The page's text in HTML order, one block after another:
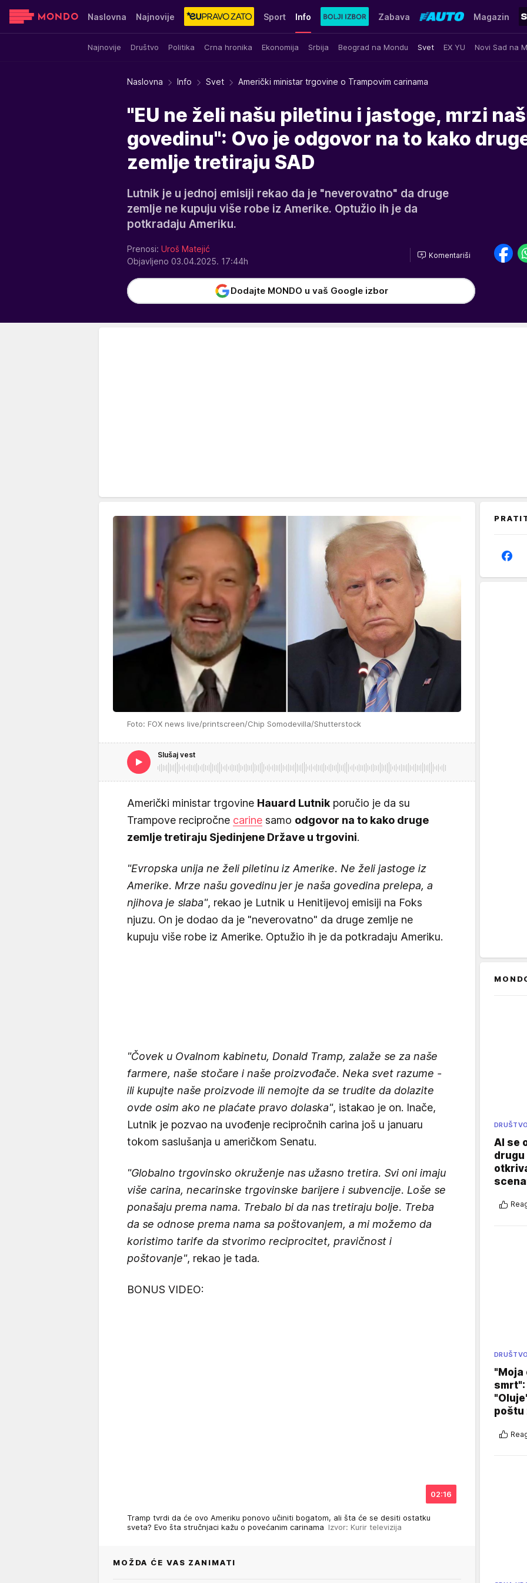
Naslovna Najnovije Sport Info
Najnovije Društvo Politika Crna hronika Ekonomija Srbija Beograd na Mondu Svet EX YU Novi Sad na
Zabava Magazin
Sensa Stvar ukusa Yumama
Naslovna Info Svet Američki ministar trgovine o Trampovim carinama
"EU ne želi našu piletinu i jastoge, mrzi
govedinu": Ovo je odgovor na to kako
zemlje tretiraju SAD
Lutnik je u jednoj emisiji rekao da je "neverovatno" da druge
zemlje ne kupuju više robe iz Amerike. Optužio ih je da
potkradaju Ameriku.
Prenosi: Uroš Matejić
Objavljeno 03.04.2025. 17:44h
Komentariši
Dodajte MONDO u vaš Google izbor
Foto: FOX news live/printscreen/Chip Somodevilla/Shutterstock
Slušaj vest
Američki ministar trgovine Hauard Lutnik poručio je da su
Trampove recipročne carine samo odgovor na to kako druge
zemlje tretiraju Sjedinjene Države u trgovini.
"Evropska unija ne želi piletinu iz Amerike. Ne želi jastoge iz
Amerike. Mrze našu govedinu jer je naša govedina prelepa, a
njihova je slaba", rekao je Lutnik u Henitijevoj emisiji na Foks
njuzu. On je dodao da je "neverovatno" da druge zemlje ne
kupuju više robe iz Amerike. Optužio ih je da potkradaju Ameriku.
"Čovek u Ovalnom kabinetu, Donald Tramp, zalaže se za naše
farmere, naše stočare i naše proizvođače. Neka svet razume -
ili kupujte naše proizvode ili nemojte da se trudite da dolazite
ovde osim ako ne plaćate pravo dolaska", istakao je on. Inače,
Lutnik je pozvao na uvođenje recipročnih carina još u januaru
tokom saslušanja u američkom Senatu.
"Globalno trgovinsko okruženje nas užasno tretira. Svi oni imaju
više carina, necarinske trgovinske barijere i subvencije. Loše se
ponašaju prema nama. Trebalo bi da nas tretiraju bolje. Treba
da se odnose prema nama sa poštovanjem, a mi možemo da
koristimo tarife da stvorimo reciprocitet, pravičnost i
poštovanje", rekao je tada.
BONUS VIDEO:
02:16
Tramp tvrdi da će ovo Ameriku ponovo učiniti bogatom, ali šta će se desiti ostatku
sveta? Evo šta stručnjaci kažu o povećanim carinama Izvor: Kurir televizija
MOŽDA ĆE VAS ZANIMATI
DRUŠTVO
AI se
DRUŠTVO
"Moja
poštu